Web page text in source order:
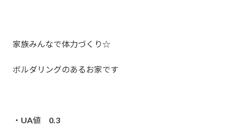
家族みんなで体力づくり☆
ボルダリングのあるお家です
・UA値 0.3